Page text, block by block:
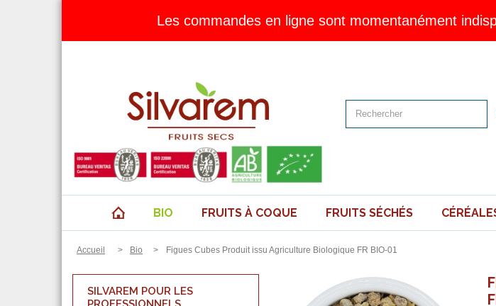
Les commandes en ligne sont momentanément
BIO FRUITS À COQUE FRUITS SÉCHÉS
Accueil > Bio > Figues Cubes Produit issu Agriculture Biologique FR BIO-01
SILVAREM POUR LES